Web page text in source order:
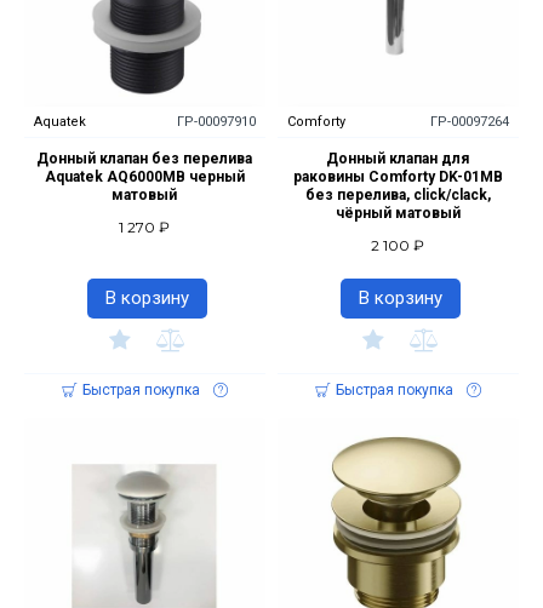
Aquatek ГР-00097910
Донный клапан без перелива
Aquatek AQ6000MB черный
матовый
1 270 ₽
В корзину
Быстрая покупка
Comforty ГР-00097264
Донный клапан для
раковины Comforty DK-01MB
без перелива, click/clack,
чёрный матовый
2 100 ₽
В корзину
Быстрая покупка